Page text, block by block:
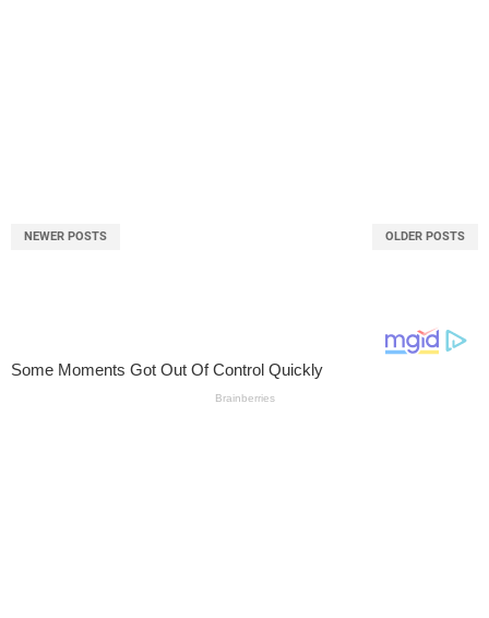
NEWER POSTS OLDER POSTS